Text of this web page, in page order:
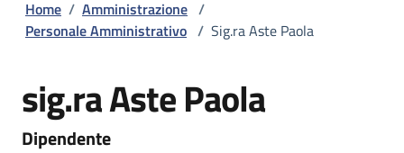
Home / Amministrazione /
Personale Amministrativo / Sig.ra Aste Paola
sig.ra Aste Paola
Dipendente